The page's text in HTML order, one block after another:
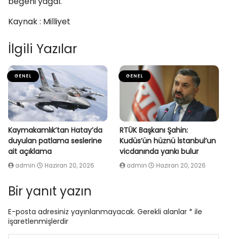
Kaynak : Milliyet
İlgili Yazılar
GENEL
Kaymakamlık’tan Hatay’da
duyulan patlama seslerine
ait açıklama
admin Haziran 20, 2026
GENEL
RTÜK Başkanı Şahin:
Kudüs’ün hüznü İstanbul’un
vicdanında yankı bulur
admin Haziran 20, 2026
Bir yanıt yazın
E-posta adresiniz yayınlanmayacak. Gerekli alanlar * ile
işaretlenmişlerdir